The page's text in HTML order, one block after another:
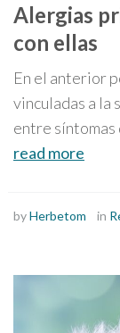
Alergias
con ellas
En el anterior
vinculadas a la
entre síntomas
read more
byHerbetom in